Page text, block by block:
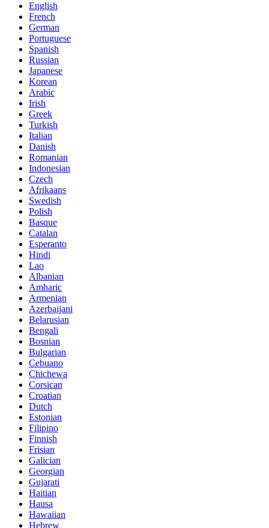
English
French
German
Portuguese
Spanish
Russian
Japanese
Korean
Arabic
Irish
Greek
Turkish
Italian
Danish
Romanian
Indonesian
Czech
Afrikaans
Swedish
Polish
Basque
Catalan
Esperanto
Hindi
Lao
Albanian
Amharic
Armenian
Azerbaijani
Belarusian
Bengali
Bosnian
Bulgarian
Cebuano
Chichewa
Corsican
Croatian
Dutch
Estonian
Filipino
Finnish
Frisian
Galician
Georgian
Gujarati
Haitian
Hausa
Hawaiian
Hebrew